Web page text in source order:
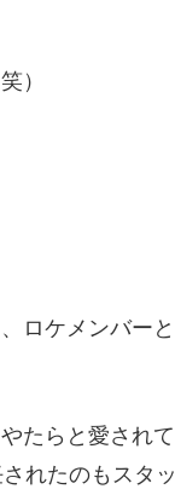
）
ロケメンバーと
たらと愛されて
れたのもスタッ